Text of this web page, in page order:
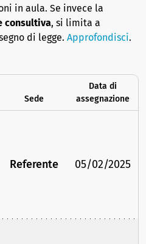
in aula. Se invece la
consultiva, si limita a
di legge. Approfondisci.
Sede
Data di
assegnazione
Referente 05/02/2025